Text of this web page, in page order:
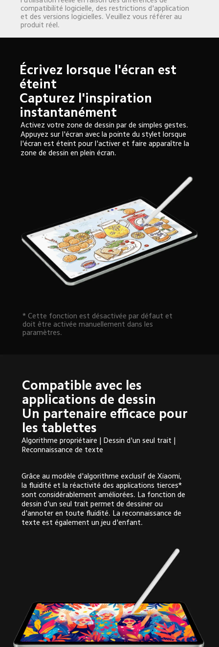
compatibilité logicielle, des restrictions d'application
et des versions logicielles. Veuillez vous référer au
produit réel.
Écrivez lorsque l'écran est
éteint
Capturez l'inspiration
instantanément
Activez votre zone de dessin par de simples gestes.
Appuyez sur l'écran avec la pointe du stylet lorsque
l'écran est éteint pour l'activer et faire apparaître la
zone de dessin en plein écran.
* Cette fonction est désactivée par défaut et
doit être activée manuellement dans les
paramètres.
Compatible avec les
applications de dessin
Un partenaire efficace pour
les tablettes
Algorithme propriétaire | Dessin d'un seul trait |
Reconnaissance de texte
Grâce au modèle d'algorithme exclusif de Xiaomi,
la fluidité et la réactivité des applications tierces*
sont considérablement améliorées. La fonction de
dessin d'un seul trait permet de dessiner ou
d'annoter en toute fluidité. La reconnaissance de
texte est également un jeu d'enfant.